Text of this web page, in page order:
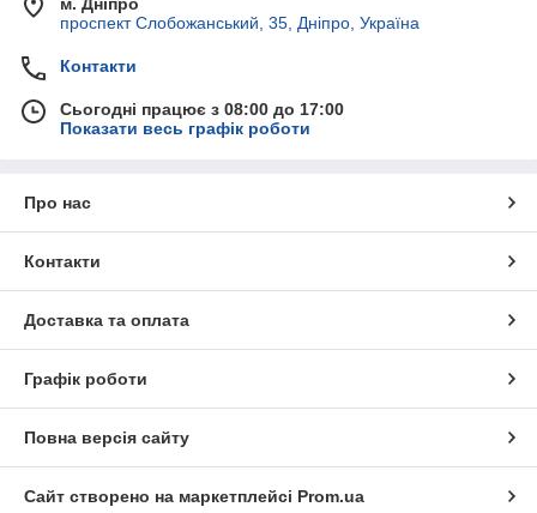
проспект Слобожанський, 35, Дніпро, Україна
Контакти
Сьогодні працює з 08:00 до 17:00
Показати весь графік роботи
Про нас
Контакти
Доставка та оплата
Графік роботи
Повна версія сайту
Сайт створено на маркетплейсі Prom.ua